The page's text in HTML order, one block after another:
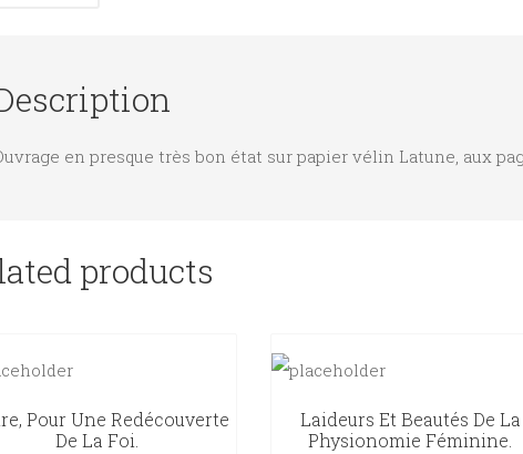
en presque très bon état sur papier vélin Latune, aux
products
Pour Une Redécouverte
De La Foi.
Laideurs Et Beautés De La
Physionomie Féminine.